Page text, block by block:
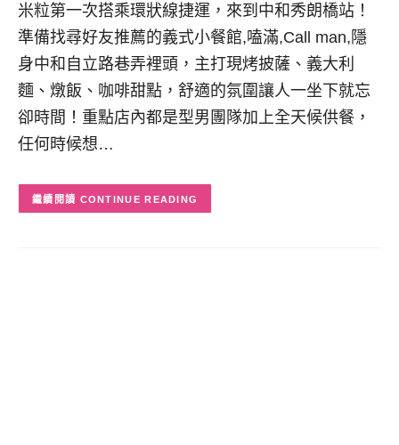
米粒第一次搭乘環狀線捷運，來到中和秀朗橋站！
準備找尋好友推薦的義式小餐館,嗑滿,Call man,隱
身中和自立路巷弄裡頭，主打現烤披薩、義大利
麵、燉飯、咖啡甜點，舒適的氛圍讓人一坐下就忘
卻時間！重點店內都是型男團隊加上全天候供餐，
任何時候想…
CONTINUE READING